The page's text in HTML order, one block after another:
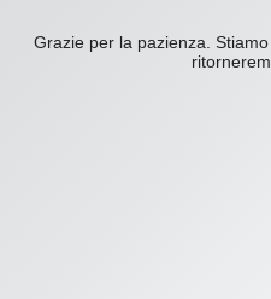
Grazie per la pazienza.